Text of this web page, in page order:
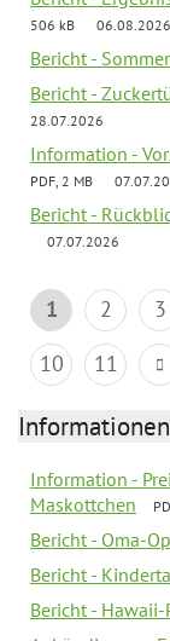
506 kB
06.08.2026
Bericht -
Bericht -
28.07.2026
Information -
PDF, 2 MB
Bericht -
07.07.2026
1 2 3
10
11
Information -
Maskottchen
Bericht - Oma-
Bericht -
Bericht - Hawaii-